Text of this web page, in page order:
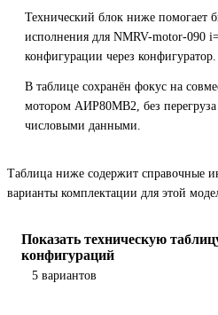
Технический блок ниже помогает
исполнения для NMRV-motor-090
конфигурации через конфигуратор.
В таблице сохранён фокус на
мотором АИР80MB2, без
числовыми данными.
Таблица ниже содержит справочные
варианты комплектации для этой
Показать техническую
конфигураций
5 вариантов